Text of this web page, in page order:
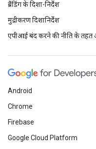
ब्रैंडिंग के दिशा-निर्देश
मुद्रीकरण दिशानिर्देश
एपीआई बंद करने की नीति के
Android
Chrome
Firebase
Google Cloud Platform